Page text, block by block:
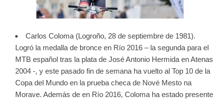
Carlos Coloma (Logroño, 28 de septiembre de 1981).
Logró la medalla de bronce en Río 2016 – la segunda para el
MTB español tras la plata de José Antonio Hermida en Atenas
2004 -, y este pasado fin de semana ha vuelto al Top 10 de la
Copa del Mundo en la prueba checa de Nové Mesto na
Morave. Además de en Río 2016, Coloma ha estado presente